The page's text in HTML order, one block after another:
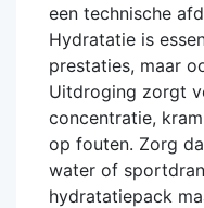
een technische
Hydratatie is
prestaties, maar
Uitdroging zorgt
concentratie,
op fouten. Zorg
water of
hydratatiepack